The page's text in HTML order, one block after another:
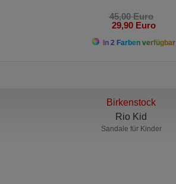
45,00 Euro
29,90 Euro
In 2 Farben verfügbar
Birkenstock
Rio Kid
Sandale für Kinder